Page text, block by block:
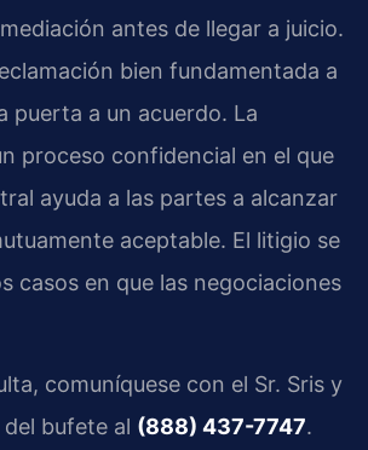
antes de llegar a juicio.
bien fundamentada a
puerta a un acuerdo. La
proceso confidencial en el que
ayuda a las partes a alcanzar
aceptable. El litigio se
casos en que las negociaciones
comuníquese con el Sr. Sris y
bufete al (888) 437-7747.